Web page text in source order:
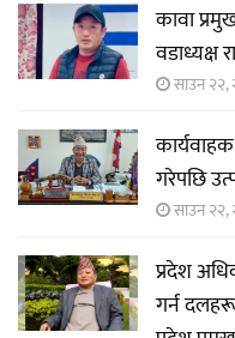
कावा
वडाध्यक्ष
साउन २२,
गरेपछि
साउन २२,
प्रदेश
गर्न